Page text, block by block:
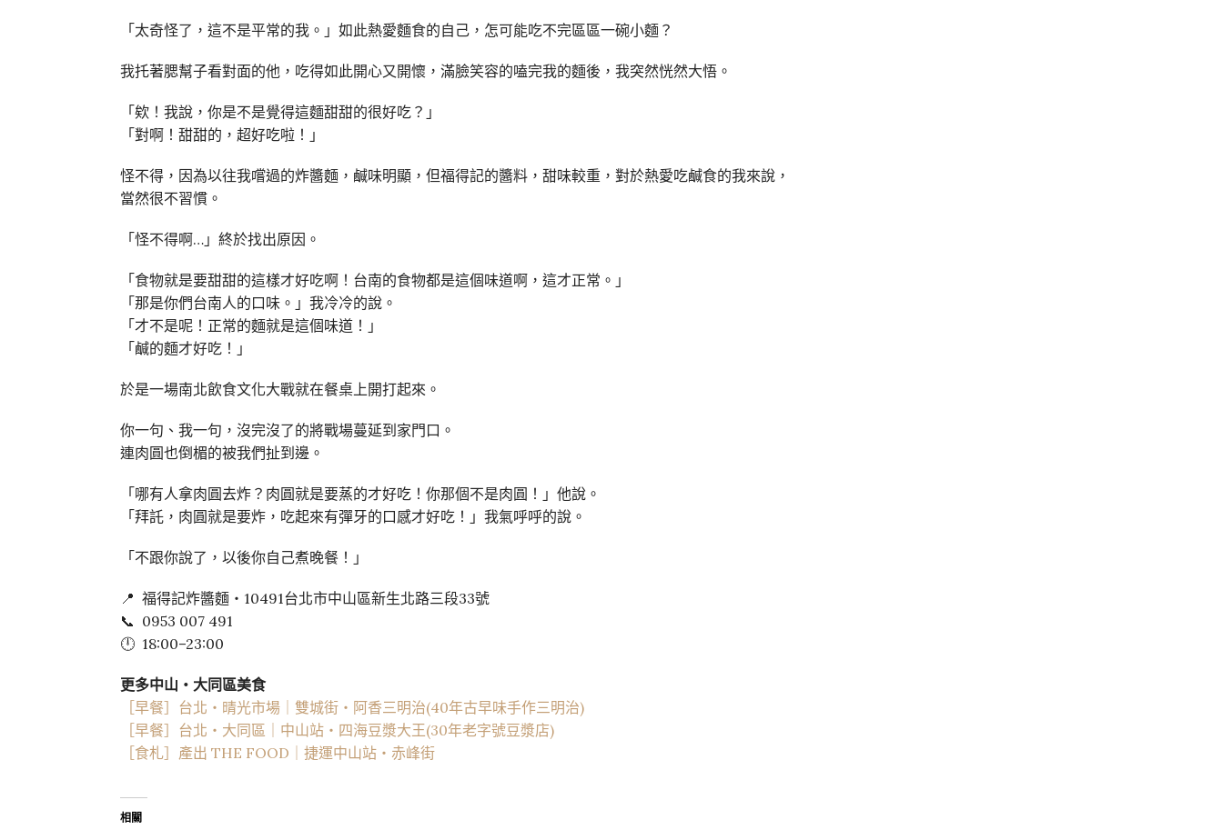
「太奇怪了，這不是平常的我。」如此熱愛麵食的自己，怎可能吃不完區區一碗小麵？
我托著腮幫子看對面的他，吃得如此開心又開懷，滿臉笑容的嗑完我的麵後，我突然恍然大悟。
「欸！我說，你是不是覺得這麵甜甜的很好吃？」
「對啊！甜甜的，超好吃啦！」
怪不得，因為以往我嚐過的炸醬麵，鹹味明顯，但福得記的醬料，甜味較重，對於熱愛吃鹹食的我來說，
當然很不習慣。
「怪不得啊…」終於找出原因。
「食物就是要甜甜的這樣才好吃啊！台南的食物都是這個味道啊，這才正常。」
「那是你們台南人的口味。」我冷冷的說。
「才不是呢！正常的麵就是這個味道！」
「鹹的麵才好吃！」
於是一場南北飲食文化大戰就在餐桌上開打起來。
你一句、我一句，沒完沒了的將戰場蔓延到家門口。
連肉圓也倒楣的被我們扯到邊。
「哪有人拿肉圓去炸？肉圓就是要蒸的才好吃！你那個不是肉圓！」他說。
「拜託，肉圓就是要炸，吃起來有彈牙的口感才好吃！」我氣呼呼的說。
「不跟你說了，以後你自己煮晚餐！」
📍 福得記炸醬麵・10491台北市中山區新生北路三段33號
📞 0953 007 491
🕛 18:00–23:00
更多中山・大同區美食
［早餐］台北・晴光市場｜雙城街・阿香三明治(40年古早味手作三明治)
［早餐］台北・大同區｜中山站・四海豆漿大王(30年老字號豆漿店)
［食札］產出 THE FOOD｜捷運中山站・赤峰街
相關